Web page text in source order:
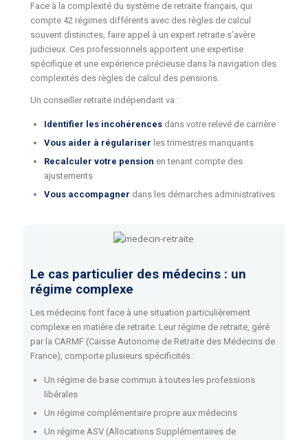
Face à la complexité du système de retraite français, qui
compte 42 régimes différents avec des règles de calcul
souvent distinctes, faire appel à un expert retraite s’avère
judicieux. Ces professionnels apportent une expertise
spécifique et une expérience précieuse dans la navigation des
complexités des règles de calcul des pensions.
Un conseiller retraite indépendant va :
Identifier les incohérencesdans votre relevé de carrière
Vous aider à régulariser les trimestres manquants
Recalculer votre pension en tenant compte des
ajustements
Vous accompagner dans les démarches administratives
Le cas particulier des médecins : un
régime complexe
Les médecins font face à une situation particulièrement
complexe en matière de retraite. Leur régime de retraite, géré
par la CARMF (Caisse Autonome de Retraite des Médecins de
France), comporte plusieurs spécificités :
Un régime de base commun à toutes les professions
libérales
Un régime complémentaire propre aux médecins
Un régime ASV (Allocations Supplémentaires de